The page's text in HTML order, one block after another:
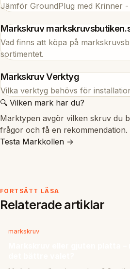
Jämför GroundPlug med Krinner
Markskruv
Vad finns att köpa på
sortimentet.
Markskruv Verktyg
Vilka verktyg behövs för
🔍 Vilken mark har du?
Marktypen avgör vilken skruv du
frågor och få en rekommendation.
Testa Markkollen →
FORTSÄTT LÄSA
Relaterade artiklar
markskruv